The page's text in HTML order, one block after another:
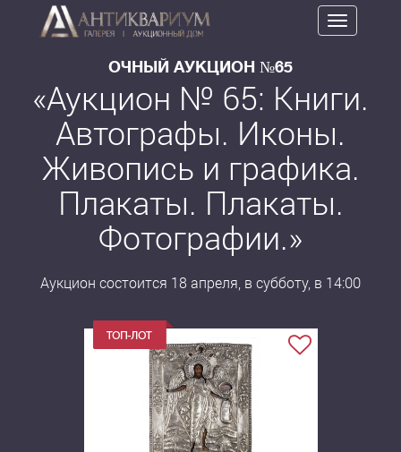
Toggle
navigation
ОЧНЫЙ АУКЦИОН №65
«Аукцион № 65: Книги.
Автографы. Иконы.
Живопись и графика.
Плакаты. Плакаты.
Фотографии.»
Аукцион состоится 18 апреля, в субботу, в 14:00